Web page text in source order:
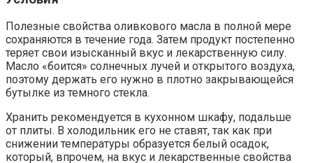
Полезные свойства оливкового масла в полной мере
сохраняются в течение года. Затем продукт постепенно
теряет свои изысканный вкус и лекарственную силу.
Масло «боится» солнечных лучей и открытого воздуха,
поэтому держать его нужно в плотно закрывающейся
бутылке из темного стекла.
Хранить рекомендуется в кухонном шкафу, подальше
от плиты. В холодильник его не ставят, так как при
снижении температуры образуется белый осадок,
который, впрочем, на вкус и лекарственные свойства